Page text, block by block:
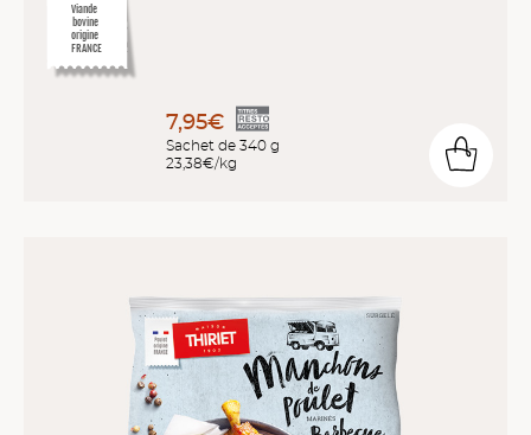
Viande
bovine
origine
FRANCE
7,95€
Sachet de 340 g
23,38€/kg